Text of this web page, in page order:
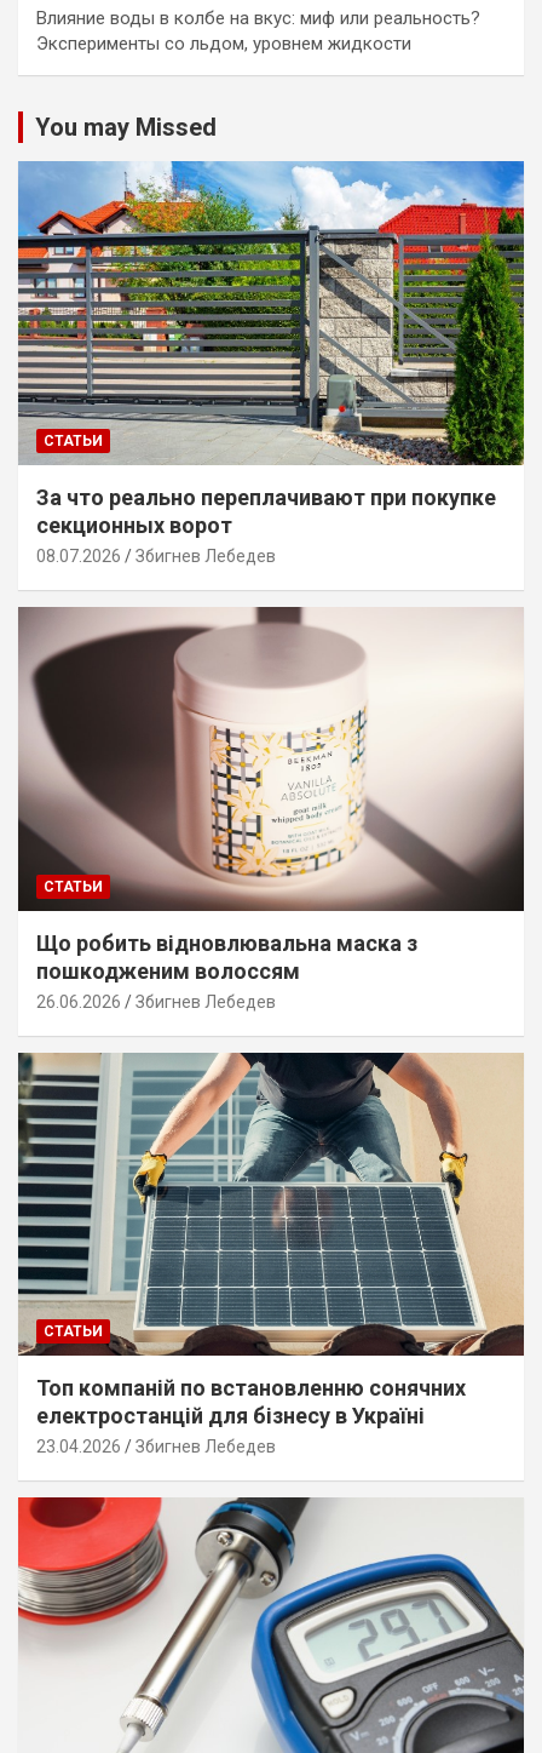
Влияние воды в колбе на вкус: миф или реальность?
Эксперименты со льдом, уровнем жидкости
You may Missed
СТАТЬИ
За что реально переплачивают при покупке
секционных ворот
08.07.2026 Збигнев Лебедев
СТАТЬИ
Що робить відновлювальна маска з
пошкодженим волоссям
26.06.2026 Збигнев Лебедев
СТАТЬИ
Топ компаній по встановленню сонячних
електростанцій для бізнесу в Україні
23.04.2026 Збигнев Лебедев